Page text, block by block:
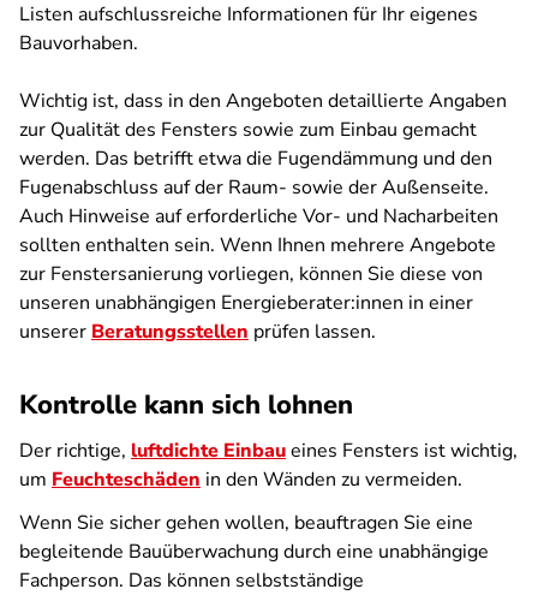
Listen aufschlussreiche Informationen für Ihr eigenes
Bauvorhaben.
Wichtig ist, dass in den Angeboten detaillierte Angaben
zur Qualität des Fensters sowie zum Einbau gemacht
werden. Das betrifft etwa die Fugendämmung und den
Fugenabschluss auf der Raum- sowie der Außenseite.
Auch Hinweise auf erforderliche Vor- und Nacharbeiten
sollten enthalten sein. Wenn Ihnen mehrere Angebote
zur Fenstersanierung vorliegen, können Sie diese von
unseren unabhängigen Energieberater:innen in einer
unserer Beratungsstellen prüfen lassen.
Kontrolle kann sich lohnen
Der richtige, luftdichte Einbaueines Fensters ist wichtig,
um Feuchteschäden in den Wänden zu vermeiden.
Wenn Sie sicher gehen wollen, beauftragen Sie eine
begleitende Bauüberwachung durch eine unabhängige
Fachperson. Das können selbstständige